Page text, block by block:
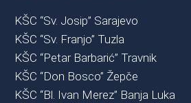
KŠC “Sv. Josip” Sarajevo
KŠC “Sv. Franjo” Tuzla
KŠC “Petar Barbarić” Travnik
KŠC “Don Bosco” Žepče
KŠC “Bl. Ivan Merez” Banja Luka